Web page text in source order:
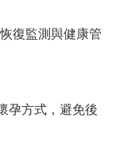
復監測與健康管
孕方式，避免後